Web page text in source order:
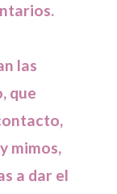
las
que
mimos,
a dar el